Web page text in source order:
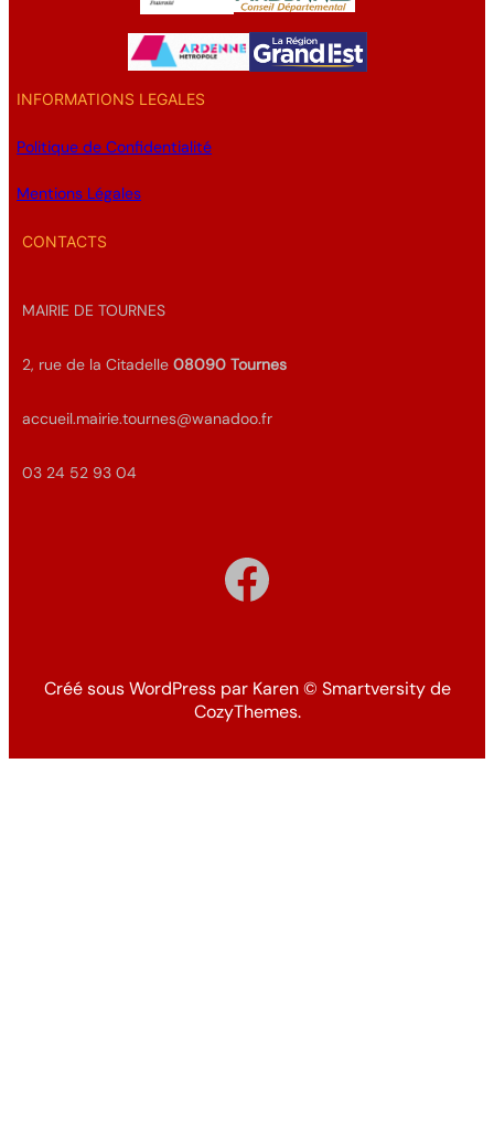
INFORMATIONS LEGALES
Politique de Confidentialité
Mentions Légales
CONTACTS
MAIRIE DE TOURNES
2, rue de la Citadelle08090 Tournes
accueil.mairie.tournes@wanadoo.fr
03 24 52 93 04
Facebook
Créé sous WordPress par Karen© Smartversity de
CozyThemes.